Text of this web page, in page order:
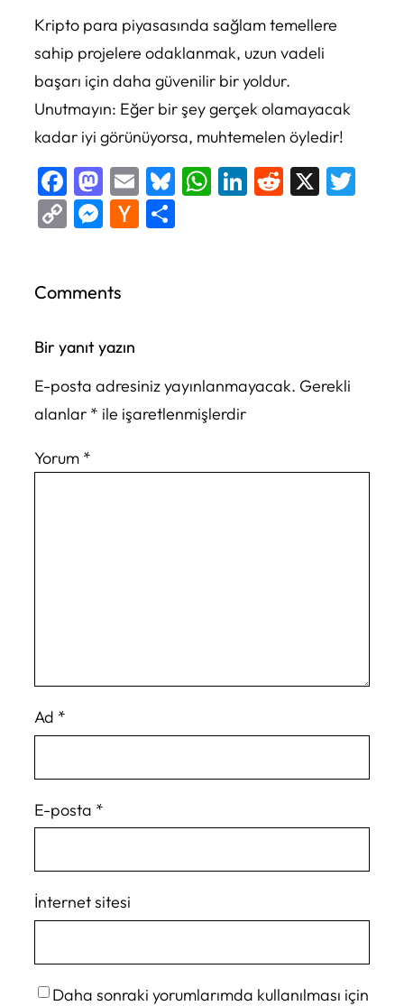
Kripto para piyasasında sağlam temellere
sahip projelere odaklanmak, uzun vadeli
başarı için daha güvenilir bir yoldur.
Unutmayın: Eğer bir şey gerçek olamayacak
kadar iyi görünüyorsa, muhtemelen öyledir!
Facebook
Mastodon
EmailBluesky
WhatsApp
LinkedIn
Reddit
X
CopyMessenger
Hacker
Comments
Bir yanıt yazın
E-posta adresiniz yayınlanmayacak. Gerekli
alanlar * ile işaretlenmişlerdir
Yorum *
Ad *
E-posta *
İnternet sitesi
Daha sonraki yorumlarımda kullanılması için